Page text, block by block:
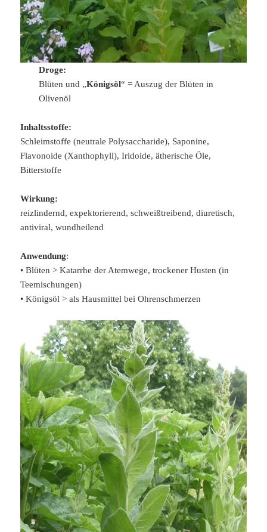
Droge:
Blüten und „Königsöl“ = Auszug der Blüten in
Olivenöl
Inhaltsstoffe:
Schleimstoffe (neutrale Polysaccharide), Saponine,
Flavonoide (Xanthophyll), Iridoide, ätherische Öle,
Bitterstoffe
Wirkung:
reizlindernd, expektorierend, schweißtreibend, diuretisch,
antiviral, wundheilend
Anwendung:
• Blüten > Katarrhe der Atemwege, trockener Husten (in
Teemischungen)
• Königsöl > als Hausmittel bei Ohrenschmerzen